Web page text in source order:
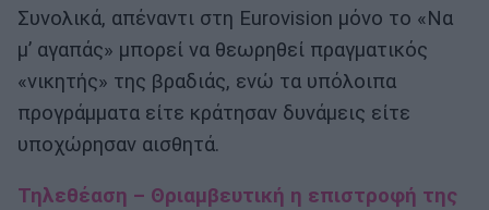
Συνολικά, απέναντι στη Eurovision μόνο το «Να
μ’ αγαπάς» μπορεί να θεωρηθεί πραγματικός
«νικητής» της βραδιάς, ενώ τα υπόλοιπα
προγράμματα είτε κράτησαν δυνάμεις είτε
υποχώρησαν αισθητά.
Τηλεθέαση – Θριαμβευτική η επιστροφή της